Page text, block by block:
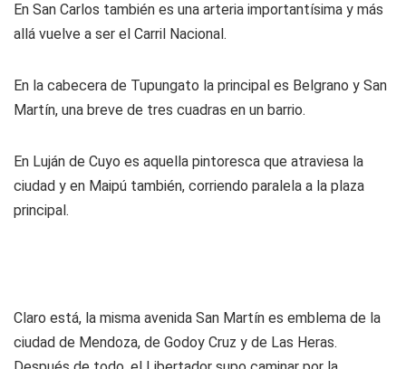
En San Carlos también es una arteria importantísima y más
allá vuelve a ser el Carril Nacional.
En la cabecera de Tupungato la principal es Belgrano y San
Martín, una breve de tres cuadras en un barrio.
En Luján de Cuyo es aquella pintoresca que atraviesa la
ciudad y en Maipú también, corriendo paralela a la plaza
principal.
Claro está, la misma avenida San Martín es emblema de la
ciudad de Mendoza, de Godoy Cruz y de Las Heras.